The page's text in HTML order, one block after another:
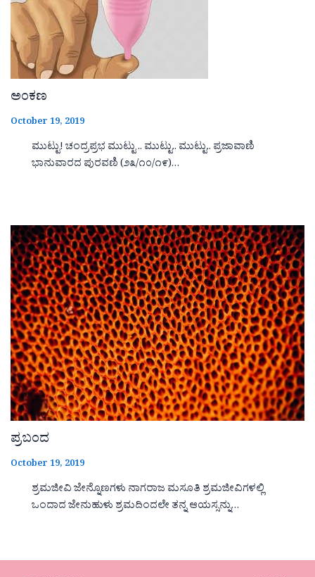
ಅಂಕಣ
October 19, 2019
ಮುಟ್ಟು! ಚಂದ್ರಪ್ರಭ ಮುಟ್ಟು .. ಮುಟ್ಟು.. ಮುಟ್ಟು.. ಪ್ರಜಾವಾಣಿ
ಭಾನುವಾರದ ಪುರವಣಿ (೨೩/೧೦/೧೯)…
ಪ್ರಬಂದ
October 19, 2019
ಶ್ರಮಜೀವಿ ಜೇನ್ನೊಣಗಳು ನಾಗರಾಜ ಮಸೂತಿ ಶ್ರಮಜೀವಿಗಳಲ್ಲಿ
ಒಂದಾದ ಜೇನುಹುಳು ಶ್ರಮದಿಂದಲೇ ತನ್ನ ಆಯಸ್ಸನ್ನು…